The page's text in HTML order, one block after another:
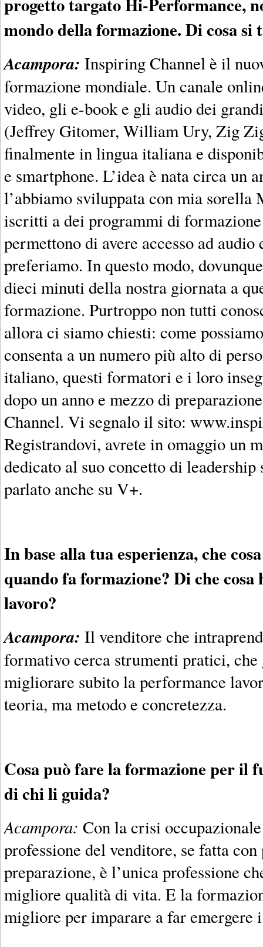
mondo della formazione. Di cosa si
Acampora: Inspiring Channel è il
formazione mondiale. Un canale
video, gli e-book e gli audio dei
(Jeffrey Gitomer, William Ury, Zig
finalmente in lingua italiana e
e smartphone. L’idea è nata circa un
l’abbiamo sviluppata con mia sorella
iscritti a dei programmi di
permettono di avere accesso ad
preferiamo. In questo modo,
dieci minuti della nostra giornata a
formazione. Purtroppo non tutti
allora ci siamo chiesti: come
consenta a un numero più alto di
italiano, questi formatori e i loro
dopo un anno e mezzo di
Channel. Vi segnalo il sito:
Registrandovi, avrete in omaggio un
dedicato al suo concetto di
parlato anche su V+.
In base alla tua esperienza, che
quando fa formazione? Di che cosa
lavoro?
Acampora: Il venditore che
formativo cerca strumenti pratici,
migliorare subito la performance
teoria, ma metodo e concretezza.
Cosa può fare la formazione per il
di chi li guida?
Acampora: Con la crisi
professione del venditore, se fatta con
preparazione, è l’unica professione
migliore qualità di vita. E la
migliore per imparare a far emergere